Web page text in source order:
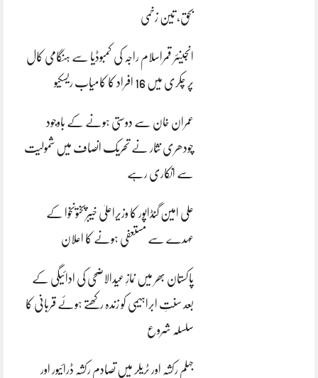
بحق، تین زخمی
انجینئر قمراسلام راجہ کی کمبوڈیا سے ہنگامی کال
پر چکری میں 16 افراد کا کامیاب ریسکیو
عمران خان سے دوستی ہونے کے باوجود
چودھری نثار نے تحریک انصاف میں شمولیت
سے انکاری رہے
علی امین گنڈاپور کا وزیراعلیٰ خیبرپختونخوا کے
عہدے سے مستعفی ہونے کا اعلان
پاکستان بھر میں نمازِ عیدالاضحی کی ادائیگی کے
بعد سنتِ ابراہیمی کو زندہ رکھتے ہوئے قربانی کا
سلسلہ شروع
جہلم رکشہ اور ٹریلر میں تصادم رکشہ ڈرائیور اور